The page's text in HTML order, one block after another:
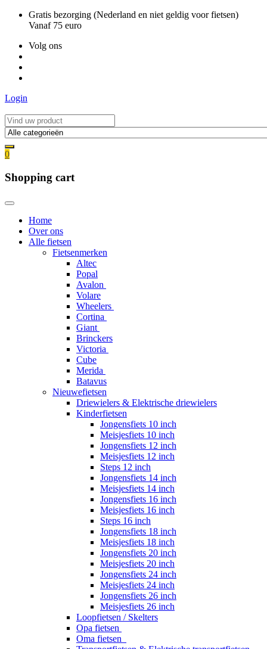
inhoud
Gratis bezorging (Nederland en niet geldig voor fietsen)
Vanaf 75 euro
Volg ons
Login
0
Shopping cart
Home
Over ons
Alle fietsen
Fietsenmerken
Altec
Popal
Avalon
Volare
Wheelers
Cortina
Giant
Brinckers
Victoria
Cube
Merida
Batavus
Nieuwefietsen
Driewielers & Elektrische driewielers
Kinderfietsen
Jongensfiets 10 inch
Meisjesfiets 10 inch
Jongensfiets 12 inch
Meisjesfiets 12 inch
Steps 12 inch
Jongensfiets 14 inch
Meisjesfiets 14 inch
Jongensfiets 16 inch
Meisjesfiets 16 inch
Steps 16 inch
Jongensfiets 18 inch
Meisjesfiets 18 inch
Jongensfiets 20 inch
Meisjesfiets 20 inch
Jongensfiets 24 inch
Meisjesfiets 24 inch
Jongensfiets 26 inch
Meisjesfiets 26 inch
Loopfietsen / Skelters
Opa fietsen
Oma fietsen